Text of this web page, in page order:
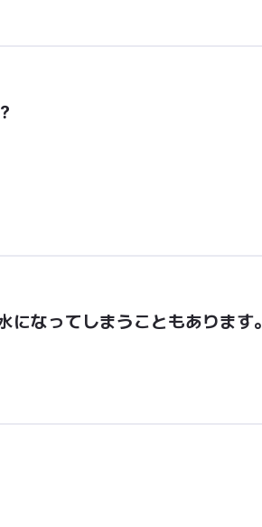
なってしまうこともあります。